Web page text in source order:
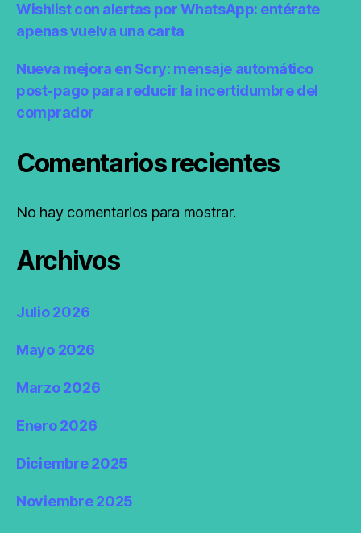
Wishlist con alertas por WhatsApp: entérate
apenas vuelva una carta
Nueva mejora en Scry: mensaje automático
post-pago para reducir la incertidumbre del
comprador
Comentarios recientes
No hay comentarios para mostrar.
Archivos
Julio 2026
Mayo 2026
Marzo 2026
Enero 2026
Diciembre 2025
Noviembre 2025